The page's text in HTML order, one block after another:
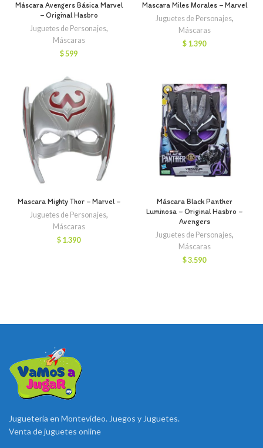
Máscara Avengers Básica Marvel
– Original Hasbro
Juguetes de Personajes,
Máscaras
$599
Mascara Miles Morales – Marvel
Juguetes de Personajes,
Máscaras
$ 1.390
Mascara Mighty Thor – Marvel –
Juguetes de Personajes,
Máscaras
$ 1.390
Máscara Black Panther
Luminosa – Original Hasbro –
Avengers
Juguetes de Personajes,
Máscaras
$3.590
Juguetería en Montevideo. Juegos y Juguetes.
Venta de juguetes online